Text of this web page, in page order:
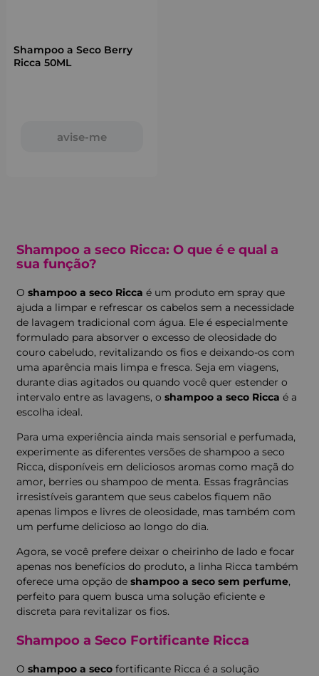
Shampoo a Seco Berry
Ricca 50ML
avise-me
Shampoo a seco Ricca: O que é e qual a
sua função?
O shampoo a seco Ricca é um produto em spray que
ajuda a limpar e refrescar os cabelos sem a necessidade
de lavagem tradicional com água. Ele é especialmente
formulado para absorver o excesso de oleosidade do
couro cabeludo, revitalizando os fios e deixando-os com
uma aparência mais limpa e fresca. Seja em viagens,
durante dias agitados ou quando você quer estender o
intervalo entre as lavagens, o shampoo a seco Ricca é a
escolha ideal.
Para uma experiência ainda mais sensorial e perfumada,
experimente as diferentes versões de shampoo a seco
Ricca, disponíveis em deliciosos aromas como maçã do
amor, berries ou shampoo de menta. Essas fragrâncias
irresistíveis garantem que seus cabelos fiquem não
apenas limpos e livres de oleosidade, mas também com
um perfume delicioso ao longo do dia.
Agora, se você prefere deixar o cheirinho de lado e focar
apenas nos benefícios do produto, a linha Ricca também
oferece uma opção de shampoo a seco sem perfume,
perfeito para quem busca uma solução eficiente e
discreta para revitalizar os fios.
Shampoo a Seco Fortificante Ricca
O shampoo a seco fortificante Ricca é a solução